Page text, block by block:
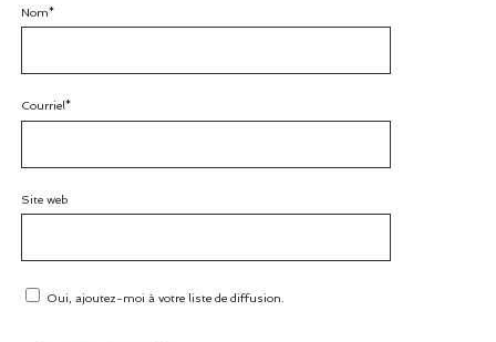
Nom*
Courriel*
Site web
Oui, ajoutez-moi à votre liste de diffusion.